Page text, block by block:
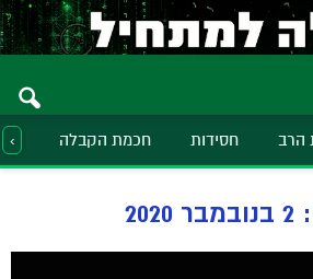
הרב חסידות חכמת הקבלה ‹